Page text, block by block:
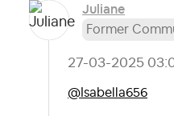
Juliane
Former
‎27-03-2025
@Isabella656